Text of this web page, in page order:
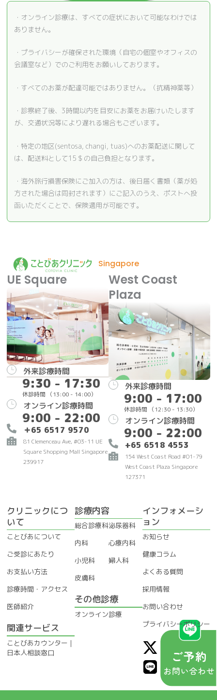
・オンライン診療は、すべての症状において可能なわけでは
ありません。
・プライバシーが確保された環境（自宅の個室やオフィスの
会議室など）でのご利用をお願いしております。
・すべてのお薬が配達可能ではありません。（抗精神薬等）
・診察終了後、3時間以内を目安にお薬をお届けいたします
が、交通状況等により遅れる場合もございます。
・特定の地区(sentosa, changi, tuas)へのお薬配送に関して
は、配送料として15＄の自己負担となります。
・海外旅行損害保険にご加入の方は、後日届く書類（薬が処
方された場合は同封されます）にご記入のうえ、ポストへ投
函いただくことで、保険適用が可能です。
Singapore
UE Square
外来診療時間
9:30 - 17:30
休診時間 （13:00 - 14:00）
オンライン診療時間
9:00 - 22:00
＋65 6517 9570
81 Clemenceau Ave, #03-11 UE
Square Shopping Mall Singapore
239917
West Coast
Plaza
外来診療時間
9:00 - 17:00
休診時間 （12:30 - 13:30）
オンライン診療時間
9:00 - 22:00
+65 6518 4553
154 West Coast Road #01-79
West Coast Plaza Singapore
127371
クリニックにつ
いて
ことびあについて
ご受診にあたり
お支払い方法
診療時間・アクセス
医師紹介
関連サービス
ことびあカウンター｜
日本人相談窓口
診療内容
総合診療科
内科
小児科
皮膚科
泌尿器科
心療内科
婦人科
その他診療
オンライン診療
インフォメーシ
ョン
お知らせ
健康コラム
よくある質問
採用情報
お問い合わせ
プライバシーポリシー
X
-
t
w
I
n
s
t
L
i
n
e
F
a
c
e